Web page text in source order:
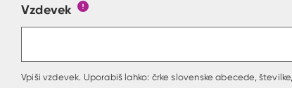
Obrazec, kjer lahko zastaviš vprašanje
Vzdevek
Vpiši vzdevek. Uporabiš lahko: črke slovenske abecede,